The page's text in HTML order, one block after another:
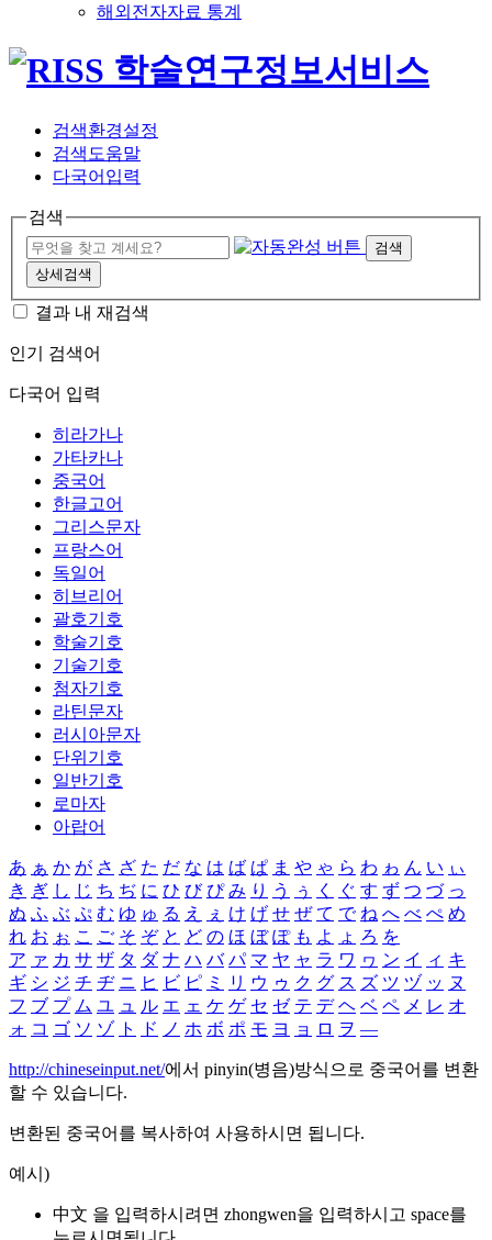
해외전자자료 통계
검색환경설정
검색도움말
다국어입력
검색
검색
상세검색
결과 내 재검색
인기 검색어
다국어 입력
히라가나
가타카나
중국어
한글고어
그리스문자
프랑스어
독일어
히브리어
괄호기호
학술기호
기술기호
첨자기호
라틴문자
러시아문자
단위기호
일반기호
로마자
아랍어
あ ぁ か が さ ざ た だ な は ば ぱ ま や ゃ ら わ ゎ ん い ぃ
き ぎ し じ ち ぢ に ひ び ぴ み り う ぅ く ぐ す ず つ づ っ
ぬ ふ ぶ ぷ む ゆ ゅ る え ぇ け げ せ ぜ て で ね へ べ ぺ め
れ お ぉ こ ご そ ぞ と ど の ほ ぼ ぽ も よ ょ ろ を
ア ァ カ サ ザ タ ダ ナ ハ バ パ マ ヤ ャ ラ ワ ヮ ン イ ィ キ
ギ シ ジ チ ヂ ニ ヒ ビ ピ ミ リ ウ ゥ ク グ ス ズ ツ ヅ ッ ヌ
フ ブ プ ム ユ ュ ル エ ェ ケ ゲ セ ゼ テ デ ヘ ベ ペ メ レ オ
ォ コ ゴ ソ ゾ ト ド ノ ホ ボ ポ モ ヨ ョ ロ ヲ ―
http://chineseinput.net/에서 pinyin(병음)방식으로 중국어를 변환
할 수 있습니다.
변환된 중국어를 복사하여 사용하시면 됩니다.
예시)
中文 을 입력하시려면 zhongwen을 입력하시고 space를